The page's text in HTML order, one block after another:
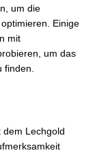
um die
Einige
mit
um das
finden.
dem Lechgold